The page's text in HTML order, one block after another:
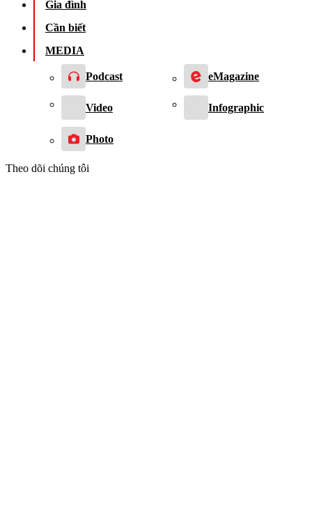
Gia đình
Cần biết
MEDIA
Podcast eMagazine
Video Infographic
Photo
Theo dõi chúng tôi